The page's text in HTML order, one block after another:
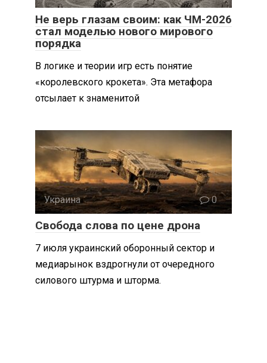
Не верь глазам своим: как ЧМ-2026
стал моделью нового мирового
порядка
В логике и теории игр есть понятие
«королевского крокета». Эта метафора
отсылает к знаменитой
Украина 0
Свобода слова по цене дрона
7 июля украинский оборонный сектор и
медиарынок вздрогнули от очередного
силового штурма и шторма.